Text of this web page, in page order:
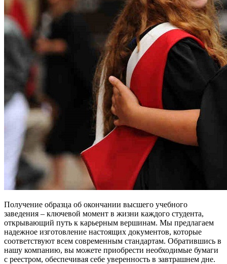
Получение образца об окончании высшего учебного
заведения – ключевой момент в жизни каждого студента,
открывающий путь к карьерным вершинам. Мы предлагаем
надежное изготовление настоящих документов, которые
соответствуют всем современным стандартам. Обратившись в
нашу компанию, вы можете приобрести необходимые бумаги
с реестром, обеспечивая себе уверенность в завтрашнем дне.